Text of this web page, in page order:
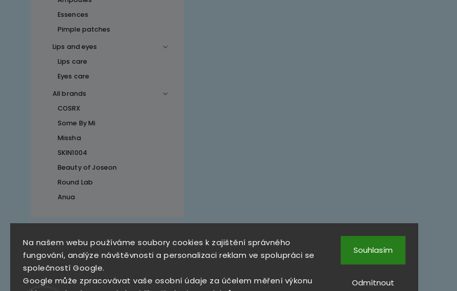
Na našem webu používáme soubory cookies k zajištění správného
fungování, analýze návštěvnosti a personalizaci reklam ve spolupráci se
společností Google.
Google může zpracovávat vaše osobní údaje za účelem měření výkonu
Odmítnout
Souhlasím
Essences
Pimple patches
Lips and eyes
Lips care
Eyes care
All brands
COSRX
Some By Mi
Missha
SKIN1004
Beauty of Joseon
Round Lab
Anua
Top 10 produktů
SKZ Mystery Box
790 Kč